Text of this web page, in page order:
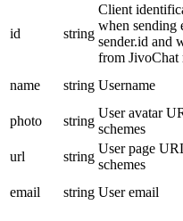
id string
Client
when sending
sender.id and
from JivoChat
name string Username
photo
string
User avatar
schemes
url
string
User page
schemes
email
string User email